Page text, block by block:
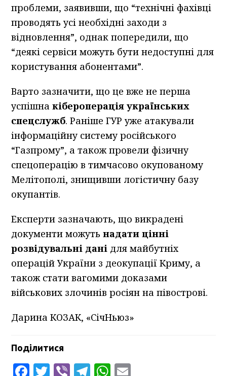
проблеми, заявивши, що “технічні фахівці
проводять усі необхідні заходи з
відновлення”, однак попередили, що
“деякі сервіси можуть бути недоступні для
користування абонентами”.
Варто зазначити, що це вже не перша
успішнакібероперація українських
спецслужб. Раніше ГУР уже атакували
інформаційну систему російського
“Газпрому”, а також провели фізичну
спецоперацію в тимчасово окупованому
Мелітополі, знищивши логістичну базу
окупантів.
Експерти зазначають, що викрадені
документи можутьнадати цінні
розвідувальні дані для майбутніх
операцій України з деокупації Криму, а
також стати вагомими доказами
військових злочинів росіян на півострові.
Дарина КОЗАК, «СічНьюз»
Поділитися
Facebook
Twitter
ViberTelegram
WhatsApp